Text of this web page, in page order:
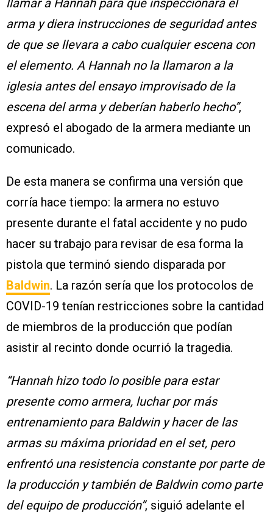
llamar a Hannah para que inspeccionara el
arma y diera instrucciones de seguridad antes
de que se llevara a cabo cualquier escena con
el elemento. A Hannah no la llamaron a la
iglesia antes del ensayo improvisado de la
escena del arma y deberían haberlo hecho”,
expresó el abogado de la armera mediante un
comunicado.
De esta manera se confirma una versión que
corría hace tiempo: la armera no estuvo
presente durante el fatal accidente y no pudo
hacer su trabajo para revisar de esa forma la
pistola que terminó siendo disparada por
Baldwin. La razón sería que los protocolos de
COVID-19 tenían restricciones sobre la cantidad
de miembros de la producción que podían
asistir al recinto donde ocurrió la tragedia.
“Hannah hizo todo lo posible para estar
presente como armera, luchar por más
entrenamiento para Baldwin y hacer de las
armas su máxima prioridad en el set, pero
enfrentó una resistencia constante por parte de
la producción y también de Baldwin como parte
del equipo de producción”, siguió adelante el